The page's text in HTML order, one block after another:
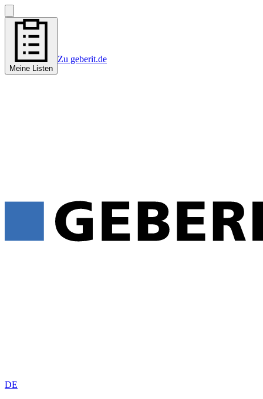
Meine Listen
Zu geberit.de
DE